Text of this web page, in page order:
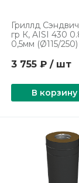
Гриллд
гр К, AISI 430
0,5мм (Ø115/250)
3 755 ₽ / шт
В корзину